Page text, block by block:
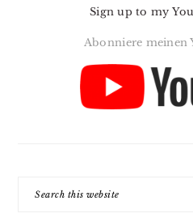
Sign up to my
Abonniere meinen